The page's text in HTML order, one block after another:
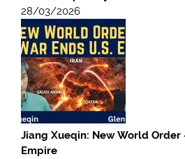
28/03/2026
Jiang Xueqin: New World Order
Empire